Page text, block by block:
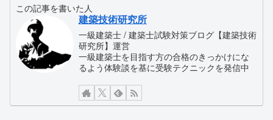
この記事を書いた人
建築技術研究所
一級建築士 / 建築士試験対策ブログ【建築技術
研究所】運営
一級建築士を目指す方の合格のきっかけにな
るよう体験談を基に受験テクニックを発信中